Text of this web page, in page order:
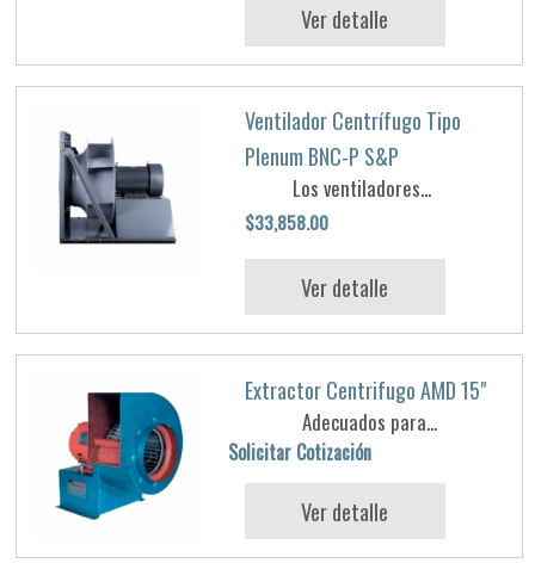
Ver detalle
Ventilador Centrífugo Tipo
Plenum BNC-P S&P
Los ventiladores...
$33,858.00
Ver detalle
Extractor Centrifugo AMD 15"
Adecuados para...
Solicitar Cotización
Ver detalle